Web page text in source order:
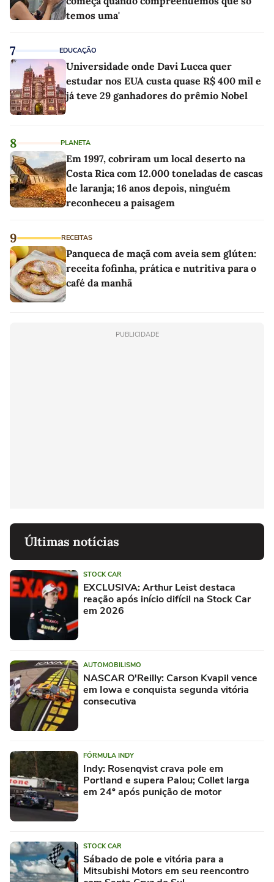
temos uma'
7 EDUCAÇÃO
Universidade onde Davi Lucca quer
estudar nos EUA custa quase R$ 400 mil e
já teve 29 ganhadores do prêmio Nobel
8 PLANETA
Em 1997, cobriram um local deserto na
Costa Rica com 12.000 toneladas de cascas
de laranja; 16 anos depois, ninguém
reconheceu a paisagem
9 RECEITAS
Panqueca de maçã com aveia sem glúten:
receita fofinha, prática e nutritiva para o
café da manhã
PUBLICIDADE
Últimas notícias
STOCK CAR
EXCLUSIVA: Arthur Leist destaca
reação após início difícil na Stock Car
em 2026
AUTOMOBILISMO
NASCAR O'Reilly: Carson Kvapil vence
em Iowa e conquista segunda vitória
consecutiva
FÓRMULA INDY
Indy: Rosenqvist crava pole em
Portland e supera Palou; Collet larga
em 24º após punição de motor
STOCK CAR
Sábado de pole e vitória para a
Mitsubishi Motors em seu reencontro